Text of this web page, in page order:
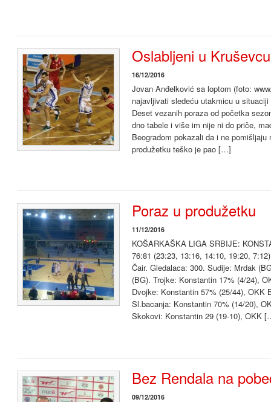
Oslabljeni u Kruševcu
16/12/2016
Jovan Anđelković sa loptom (foto:
najavljivati sledeću utakmicu u
Deset vezanih poraza od početka
dno tabele i više im nije ni do priče,
Beogradom pokazali da i ne pomišljaju
produžetku teško je pao […]
Poraz u produžetku
11/12/2016
KOŠARKAŠKA LIGA SRBIJE:
76:81 (23:23, 13:16, 14:10, 19:20,
Čair. Gledalaca: 300. Sudije: Mrdak
(BG). Trojke: Konstantin 17% (4/24),
Dvojke: Konstantin 57% (25/44), OKK
Sl.bacanja: Konstantin 70% (14/20),
Skokovi: Konstantin 29 (19-10), OKK
Bez Rendala na
09/12/2016